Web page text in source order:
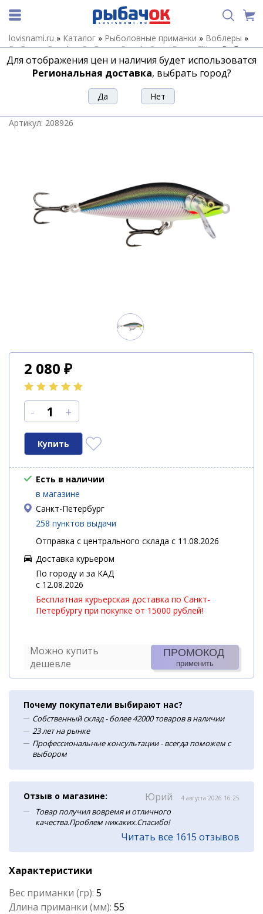
lovisnami.ru » Каталог » Рыболовные приманки » Воблеры »
Воблеры Rapala»Воблеры Rapala CountDown Elite»Воблер
RAPALA CountDown Elite 55 /GDRSML /тонущий/ 0,9м, 5,5см,
Воблер RAPALA CountDown Elite 55
/GDRSML /тонущий/ 0,9м, 5,5см, 5гр
Артикул: 208926
2 080 ₽
- +
Есть в наличии
в магазине
Санкт-Петербург
258 пунктов выдачи
Отправка с центрального склада с 11.08.2026
Доставка курьером
По городу и за КАД
c 12.08.2026
Бесплатная курьерская доставка по Санкт-
Петербургу при покупке от 15000 рублей!
Можно купить
дешевле
ПРОМОКОД
применить
Почему покупатели выбирают нас?
Собственный склад - более 42000 товаров в наличии
23 лет на рынке
Профессиональные консультации - всегда поможем с
выбором
Отзыв о магазине: Юрий 4 августа 2026 16:25
Товар получил вовремя и отличного
качества.Проблем никаких.Спасибо!
Читать все 1615 отзывов
Характеристики
Вес приманки (гр): 5
Длина приманки (мм): 55
Для отображения цен и наличия будет использоватся
Региональная доставка, выбрать город?